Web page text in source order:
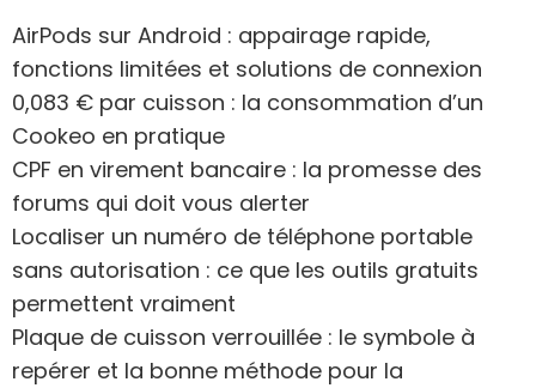
AirPods sur Android : appairage rapide,
fonctions limitées et solutions de connexion
0,083 € par cuisson : la consommation d’un
Cookeo en pratique
CPF en virement bancaire : la promesse des
forums qui doit vous alerter
Localiser un numéro de téléphone portable
sans autorisation : ce que les outils gratuits
permettent vraiment
Plaque de cuisson verrouillée : le symbole à
repérer et la bonne méthode pour la